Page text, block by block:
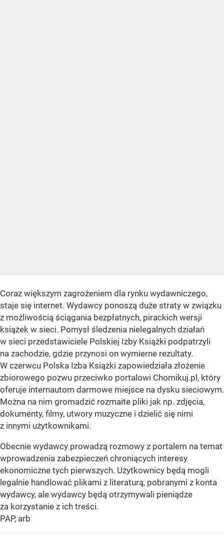
Coraz większym zagrożeniem dla rynku wydawniczego,
staje się internet. Wydawcy ponoszą duże straty w związku
z możliwością ściągania bezpłatnych, pirackich wersji
książek w sieci. Pomysł śledzenia nielegalnych działań
w sieci przedstawiciele Polskiej Izby Książki podpatrzyli
na zachodzie, gdzie przynosi on wymierne rezultaty.
W czerwcu Polska Izba Książki zapowiedziała złożenie
zbiorowego pozwu przeciwko portalowi Chomikuj.pl, który
oferuje internautom darmowe miejsce na dysku sieciowym.
Można na nim gromadzić rozmaite pliki jak np. zdjęcia,
dokumenty, filmy, utwory muzyczne i dzielić się nimi
z innymi użytkownikami.
Obecnie wydawcy prowadzą rozmowy z portalem na temat
wprowadzenia zabezpieczeń chroniących interesy
ekonomiczne tych pierwszych. Użytkownicy będą mogli
legalnie handlować plikami z literaturą, pobranymi z konta
wydawcy, ale wydawcy będą otrzymywali pieniądze
za korzystanie z ich treści.
PAP, arb